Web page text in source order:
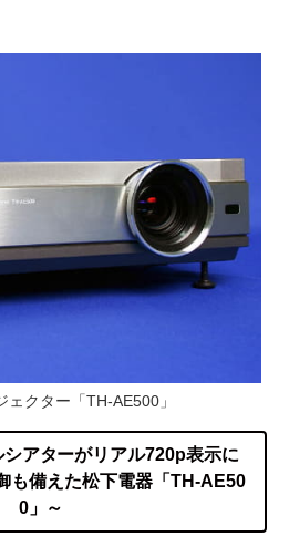
クター「TH-AE500」
アターがリアル720p表示に
も備えた松下電器「TH-AE50
0」～